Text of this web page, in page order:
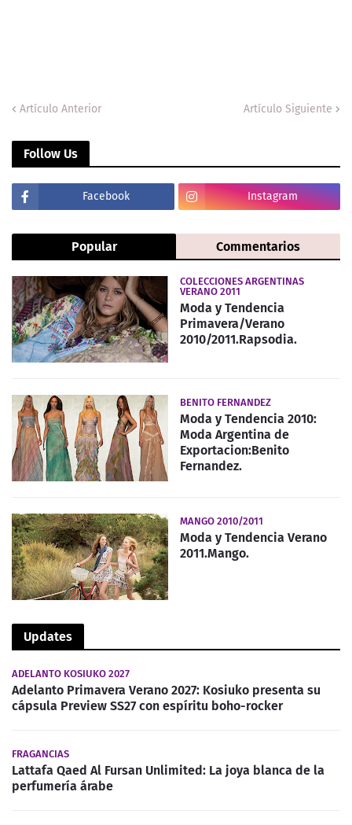
Artículo Anterior Artículo Siguiente
Follow Us
Facebook Instagram
Popular Commentarios
COLECCIONES ARGENTINAS
VERANO 2011
Moda y Tendencia
Primavera/Verano
2010/2011.Rapsodia.
BENITO FERNANDEZ
Moda y Tendencia 2010:
Moda Argentina de
Exportacion:Benito
Fernandez.
MANGO 2010/2011
Moda y Tendencia Verano
2011.Mango.
Updates
ADELANTO KOSIUKO 2027
Adelanto Primavera Verano 2027: Kosiuko presenta su
cápsula Preview SS27 con espíritu boho-rocker
FRAGANCIAS
Lattafa Qaed Al Fursan Unlimited: La joya blanca de la
perfumería árabe